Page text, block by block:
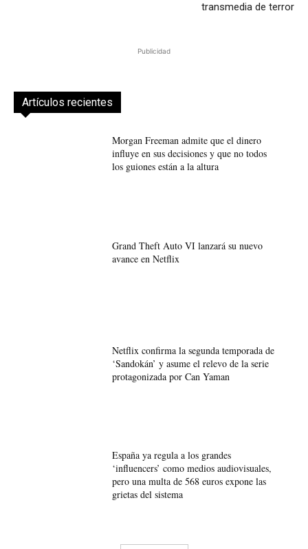
transmedia de terror
Publicidad
Artículos recientes
Morgan Freeman admite que el dinero
influye en sus decisiones y que no todos
los guiones están a la altura
Grand Theft Auto VI lanzará su nuevo
avance en Netflix
Netflix confirma la segunda temporada de
‘Sandokán’ y asume el relevo de la serie
protagonizada por Can Yaman
España ya regula a los grandes
‘influencers’ como medios audiovisuales,
pero una multa de 568 euros expone las
grietas del sistema